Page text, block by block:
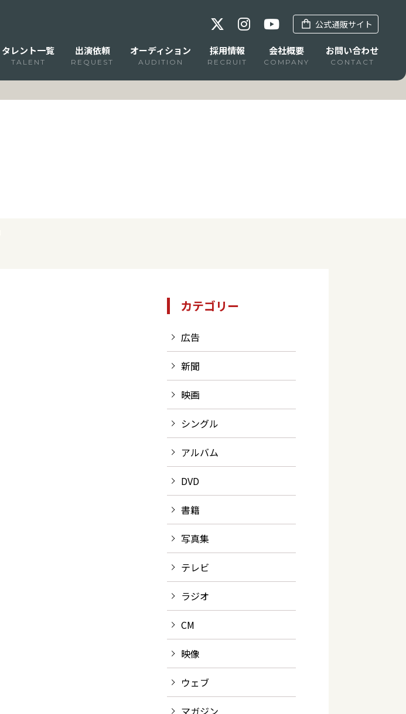
公式通販サイト
タレント一覧
TALENT
出演依頼
REQUEST
オーディション
AUDITION
採用情報
RECRUIT
会社概要
COMPANY
お問い合わせ
CONTACT
カテゴリー
広告
新聞
映画
シングル
アルバム
DVD
書籍
写真集
テレビ
ラジオ
CM
映像
ウェブ
マガジン